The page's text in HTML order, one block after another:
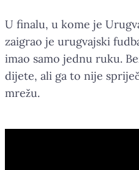
U finalu, u kome je
zaigrao je urugvajski
imao samo jednu ruku.
dijete, ali ga to nije
mrežu.